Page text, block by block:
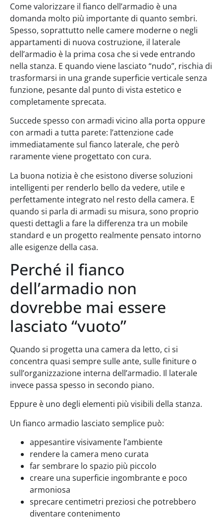
Come valorizzare il fianco dell’armadio è una
domanda molto più importante di quanto sembri.
Spesso, soprattutto nelle camere moderne o negli
appartamenti di nuova costruzione, il laterale
dell’armadio è la prima cosa che si vede entrando
nella stanza. E quando viene lasciato “nudo”, rischia di
trasformarsi in una grande superficie verticale senza
funzione, pesante dal punto di vista estetico e
completamente sprecata.
Succede spesso con armadi vicino alla porta oppure
con armadi a tutta parete: l’attenzione cade
immediatamente sul fianco laterale, che però
raramente viene progettato con cura.
La buona notizia è che esistono diverse soluzioni
intelligenti per renderlo bello da vedere, utile e
perfettamente integrato nel resto della camera. E
quando si parla di armadi su misura, sono proprio
questi dettagli a fare la differenza tra un mobile
standard e un progetto realmente pensato intorno
alle esigenze della casa.
Perché il fianco
dell’armadio non
dovrebbe mai essere
lasciato “vuoto”
Quando si progetta una camera da letto, ci si
concentra quasi sempre sulle ante, sulle finiture o
sull’organizzazione interna dell’armadio. Il laterale
invece passa spesso in secondo piano.
Eppure è uno degli elementi più visibili della stanza.
Un fianco armadio lasciato semplice può:
appesantire visivamente l’ambiente
rendere la camera meno curata
far sembrare lo spazio più piccolo
creare una superficie ingombrante e poco
armoniosa
sprecare centimetri preziosi che potrebbero
diventare contenimento